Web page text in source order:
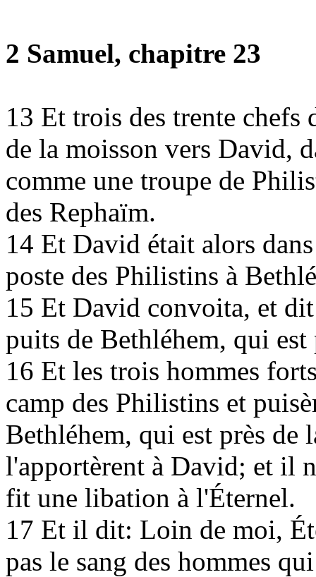
2 Samuel, chapitre 23
13 Et trois des trente chefs
de la moisson vers David,
comme une troupe de
des Rephaïm.
14 Et David était alors
poste des Philistins à
15 Et David convoita, et
puits de Bethléhem, qui est
16 Et les trois hommes
camp des Philistins et
Bethléhem, qui est près de
l'apportèrent à David; et il
fit une libation à l'Éternel.
17 Et il dit: Loin de moi,
pas le sang des hommes